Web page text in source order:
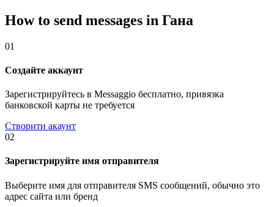
How to send messages in Гана
01
Создайте аккаунт
Зарегистрируйтесь в Messaggio бесплатно, привязка
банковской карты не требуется
Створити акаунт
02
Зарегистрируйте имя отправителя
Выберите имя для отправителя SMS сообщений, обычно это
адрес сайта или бренд